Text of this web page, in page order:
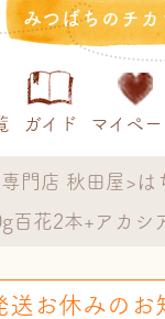
みつばちのチ
ガイド マイペ
門店 秋田屋
は
百花2本+アカシ
送お休みのお